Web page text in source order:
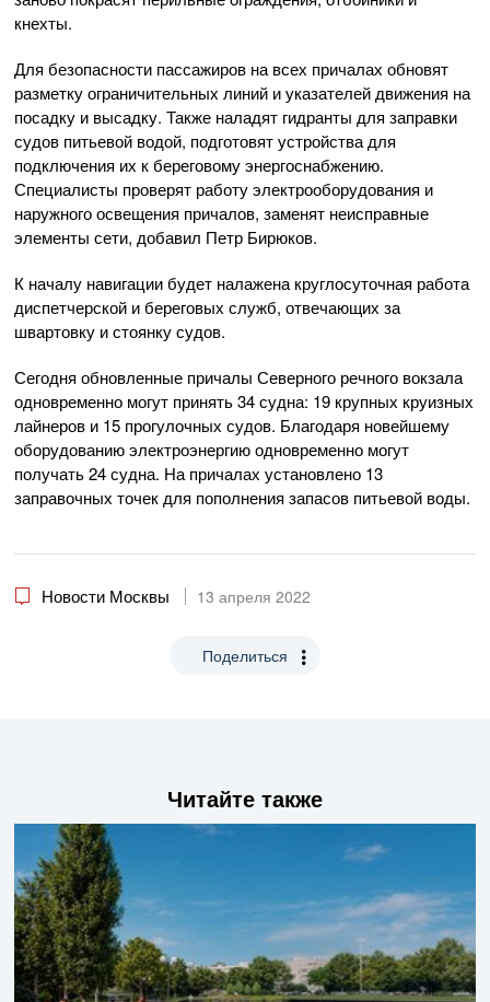
кнехты.
Для безопасности пассажиров на всех причалах обновят
разметку ограничительных линий и указателей движения на
посадку и высадку. Также наладят гидранты для заправки
судов питьевой водой, подготовят устройства для
подключения их к береговому энергоснабжению.
Специалисты проверят работу электрооборудования и
наружного освещения причалов, заменят неисправные
элементы сети, добавил Петр Бирюков.
К началу навигации будет налажена круглосуточная работа
диспетчерской и береговых служб, отвечающих за
швартовку и стоянку судов.
Сегодня обновленные причалы Северного речного вокзала
одновременно могут принять 34 судна: 19 крупных круизных
лайнеров и 15 прогулочных судов. Благодаря новейшему
оборудованию электроэнергию одновременно могут
получать 24 судна. На причалах установлено 13
заправочных точек для пополнения запасов питьевой воды.
Новости Москвы 13 апреля 2022
Поделиться
Читайте также